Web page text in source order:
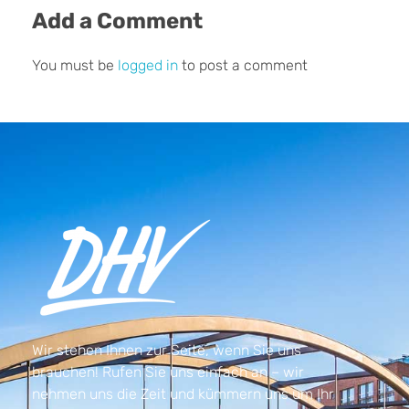
Add a Comment
You must be logged in to post a comment
Wir stehen Ihnen zur Seite, wenn Sie uns
brauchen! Rufen Sie uns einfach an – wir
nehmen uns die Zeit und kümmern uns um Ihr